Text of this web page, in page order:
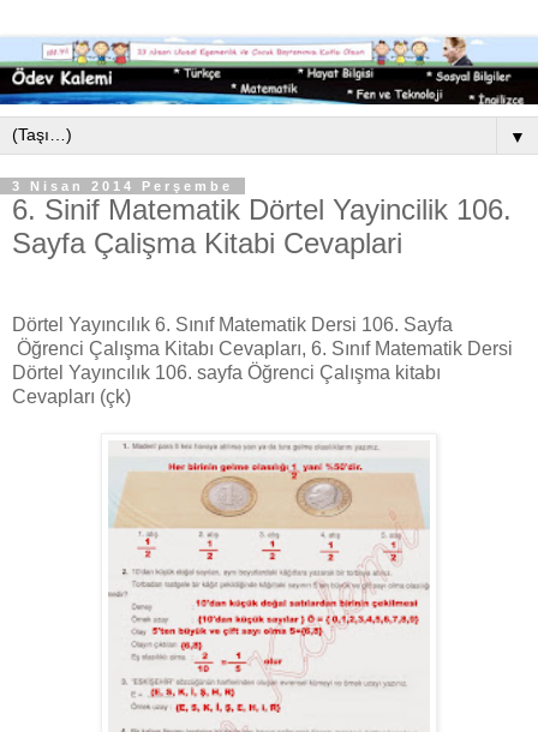
▼
3 Nisan 2014 Perşembe
6. Sinif Matematik Dörtel Yayincilik 106.
Sayfa Çalişma Kitabi Cevaplari
Dörtel Yayıncılık 6. Sınıf Matematik Dersi 106. Sayfa
Öğrenci Çalışma Kitabı Cevapları, 6. Sınıf Matematik Dersi
Dörtel Yayıncılık 106. sayfa Öğrenci Çalışma kitabı
Cevapları (çk)